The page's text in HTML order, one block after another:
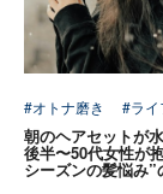
#オトナ磨き #ライ
朝のヘアセットが
後半〜50代女性が
シーズンの髪悩み”